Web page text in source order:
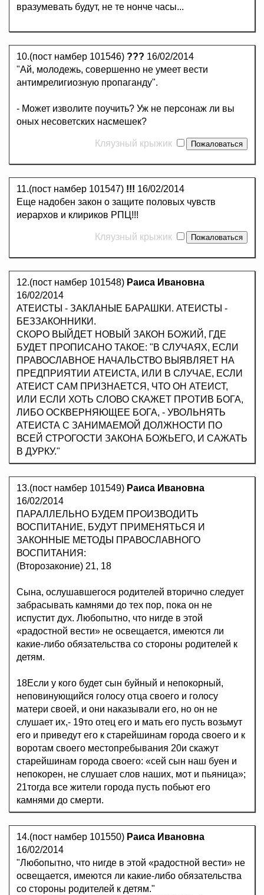
вразумевать будут, не те нонче часы...
10.(пост намбер 101546) ??? 16/02/2014
"Ай, молодежь, совершенно не умеет вести
антимрелигиозную пропаганду".
- Может изволите поучить? Уж не персонаж ли вы
оных несоветских насмешек?
Кляузный крыжик
11.(пост намбер 101547) !!! 16/02/2014
Еще надобен закон о защите половых чувств
иерархов и клириков РПЦ!!!
Кляузный крыжик
12.(пост намбер 101548) Раиса Ивановна
16/02/2014
АТЕИСТЫ - ЗАКЛАНЫЕ БАРАШКИ. АТЕИСТЫ -
БЕЗЗАКОННИКИ.
СКОРО ВЫЙДЕТ НОВЫЙ ЗАКОН БОЖИЙ, ГДЕ
БУДЕТ ПРОПИСАНО ТАКОЕ: "В СЛУЧАЯХ, ЕСЛИ
ПРАВОСЛАВНОЕ НАЧАЛЬСТВО ВЫЯВЛЯЕТ НА
ПРЕДПРИЯТИИ АТЕИСТА, ИЛИ В СЛУЧАЕ, ЕСЛИ
АТЕИСТ САМ ПРИЗНАЕТСЯ, ЧТО ОН АТЕИСТ,
ИЛИ ЕСЛИ ХОТЬ СЛОВО СКАЖЕТ ПРОТИВ БОГА,
ЛИБО ОСКВЕРНЯЮЩЕЕ БОГА, - УВОЛЬНЯТЬ
АТЕИСТА С ЗАНИМАЕМОЙ ДОЛЖНОСТИ ПО
ВСЕЙ СТРОГОСТИ ЗАКОНА БОЖЬЕГО, И САЖАТЬ
В ДУРКУ."
13.(пост намбер 101549) Раиса Ивановна
16/02/2014
ПАРАЛЛЕЛЬНО БУДЕМ ПРОИЗВОДИТЬ
ВОСПИТАНИЕ, БУДУТ ПРИМЕНЯТЬСЯ И
ЗАКОННЫЕ МЕТОДЫ ПРАВОСЛАВНОГО
ВОСПИТАНИЯ:
(Второзаконие) 21, 18
Сына, ослушавшегося родителей вторично следует
забрасывать камнями до тех пор, пока он не
испустит дух. Любопытно, что нигде в этой
«радостной вести» не освещается, имеются ли
какие-либо обязательства со стороны родителей к
детям.
18Если у кого будет сын буйный и непокорный,
неповинующийся голосу отца своего и голосу
матери своей, и они наказывали его, но он не
слушает их,- 19то отец его и мать его пусть возьмут
его и приведут его к старейшинам города своего и к
воротам своего местопребывания 20и скажут
старейшинам города своего: «сей сын наш буен и
непокорен, не слушает слов наших, мот и пьяница»;
21тогда все жители города пусть побьют его
камнями до смерти.
14.(пост намбер 101550) Раиса Ивановна
16/02/2014
"Любопытно, что нигде в этой «радостной вести» не
освещается, имеются ли какие-либо обязательства
со стороны родителей к детям."